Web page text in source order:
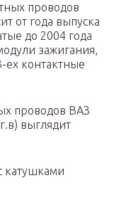
проводов
от года выпуска
до 2004 года
зажигания,
ех контактные
проводов ВАЗ
выглядит
катушками